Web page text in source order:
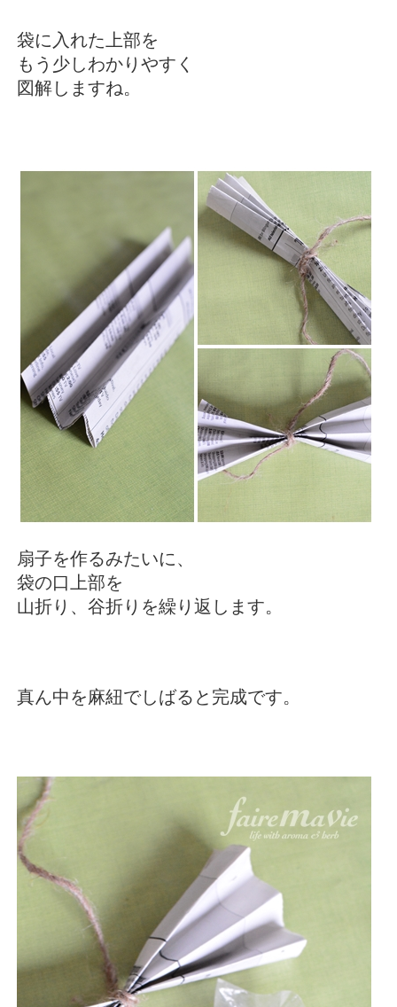
袋に入れた上部を
もう少しわかりやすく
図解しますね。
扇子を作るみたいに、
袋の口上部を
山折り、谷折りを繰り返します。
真ん中を麻紐でしばると完成です。